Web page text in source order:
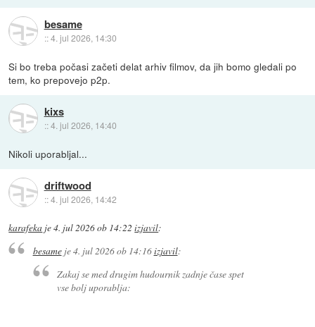
besame
::4. jul 2026, 14:30
Si bo treba počasi začeti delat arhiv filmov, da jih bomo gledali po
tem, ko prepovejo p2p.
kixs
::4. jul 2026, 14:40
Nikoli uporabljal...
driftwood
::4. jul 2026, 14:42
karafeka je4. jul 2026 ob 14:22 izjavil:
besameje4. jul 2026 ob 14:16izjavil:
Zakaj se med drugim hudournik zadnje čase spet
vse bolj uporablja: